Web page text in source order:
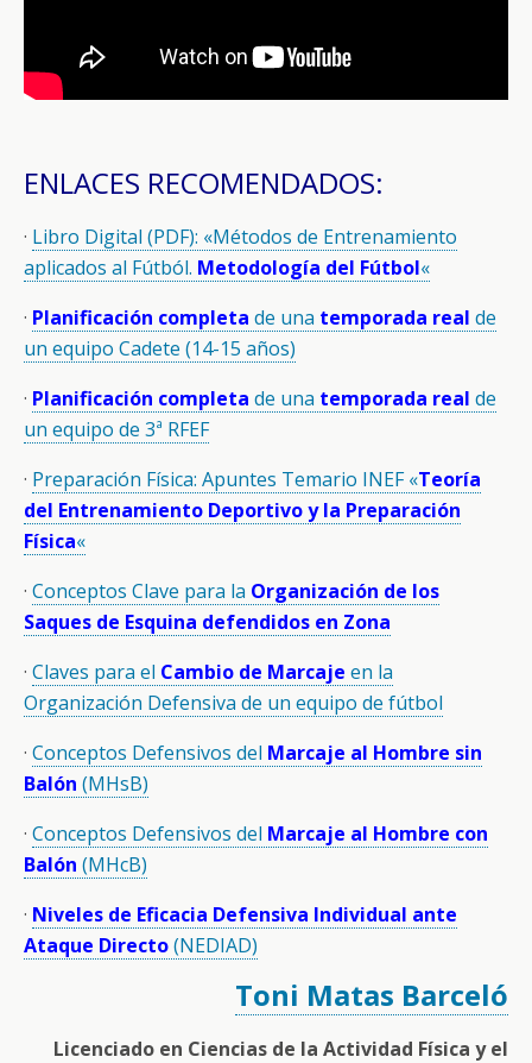
ENLACES RECOMENDADOS:
· Libro Digital (PDF): «Métodos de Entrenamiento
aplicados al Fútból. Metodología del Fútbol«
· Planificación completa de una temporada real de
un equipo Cadete (14-15 años)
· Planificación completa de una temporada real de
un equipo de 3ª RFEF
· Preparación Física: Apuntes Temario INEF «Teoría
del Entrenamiento Deportivo y la Preparación
Física«
· Conceptos Clave para la Organización de los
Saques de Esquina defendidos en Zona
· Claves para el Cambio de Marcaje en la
Organización Defensiva de un equipo de fútbol
· Conceptos Defensivos del Marcaje al Hombre sin
Balón (MHsB)
· Conceptos Defensivos del Marcaje al Hombre con
Balón (MHcB)
· Niveles de Eficacia Defensiva Individual ante
Ataque Directo(NEDIAD)
Toni Matas Barceló
Licenciado en Ciencias de la Actividad Física y el